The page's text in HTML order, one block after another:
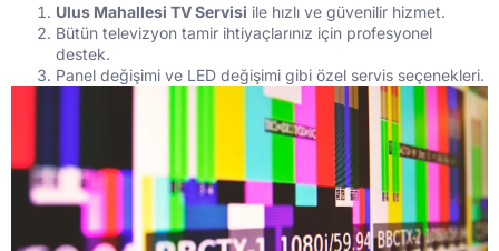
Ulus Mahallesi TV Servisi ile hızlı ve güvenilir hizmet.
Bütün televizyon tamir ihtiyaçlarınız için profesyonel
destek.
Panel değişimi ve LED değişimi gibi özel servis seçenekleri.